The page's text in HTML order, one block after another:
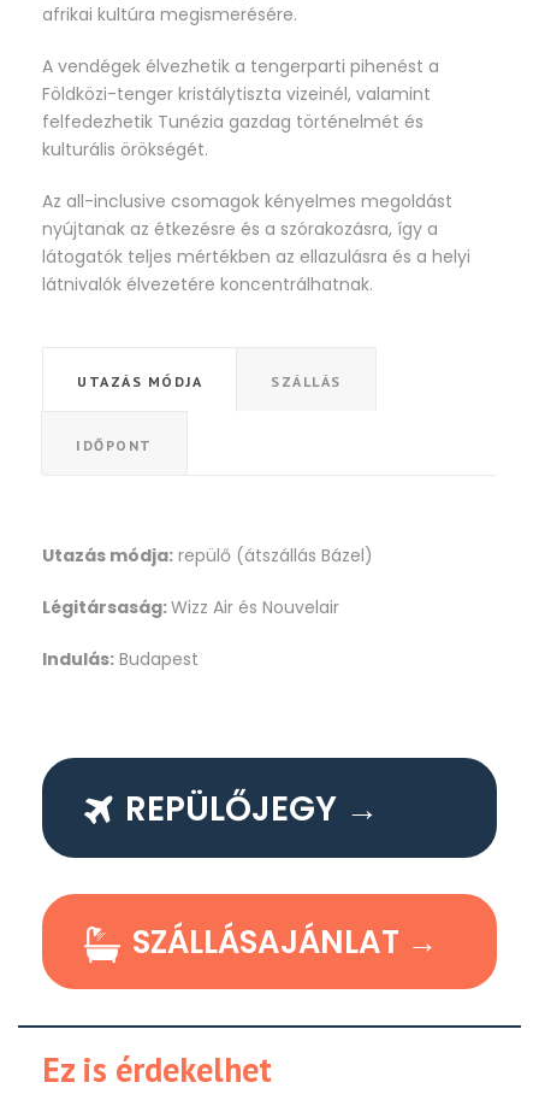
afrikai kultúra megismerésére.
A vendégek élvezhetik a tengerparti pihenést a
Földközi-tenger kristálytiszta vizeinél, valamint
felfedezhetik Tunézia gazdag történelmét és
kulturális örökségét.
Az all-inclusive csomagok kényelmes megoldást
nyújtanak az étkezésre és a szórakozásra, így a
látogatók teljes mértékben az ellazulásra és a helyi
látnivalók élvezetére koncentrálhatnak.
UTAZÁS MÓDJA SZÁLLÁS
IDŐPONT
Utazás módja: repülő (átszállás Bázel)
Légitársaság:Wizz Air és Nouvelair
Indulás: Budapest
REPÜLŐJEGY →
SZÁLLÁSAJÁNLAT →
Ez is érdekelhet